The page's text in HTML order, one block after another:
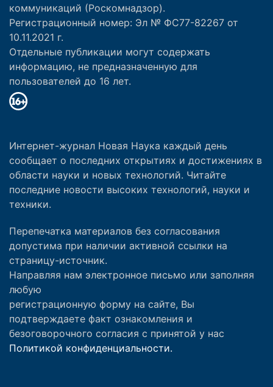
коммуникаций (Роскомнадзор).
Регистрационный номер: Эл № ФС77-82267 от
10.11.2021 г.
Отдельные публикации могут содержать
информацию, не предназначенную для
пользователей до 16 лет.
Интернет-журнал Новая Наука каждый день
сообщает о последних открытиях и достижениях в
области науки и новых технологий. Читайте
последние новости высоких технологий, науки и
техники.
Перепечатка материалов без согласования
допустима при наличии активной ссылки на
страницу-источник.
Направляя нам электронное письмо или заполняя
любую
регистрационную форму на сайте, Вы
подтверждаете факт ознакомления и
безоговорочного согласия с принятой у нас
Политикой конфиденциальности.